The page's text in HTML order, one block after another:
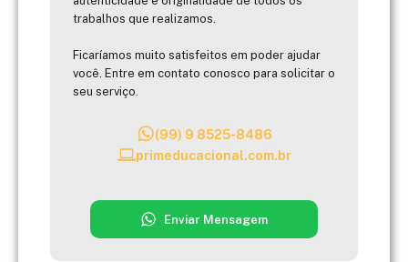
trabalhos que realizamos.
Ficaríamos muito satisfeitos em poder ajudar
você. Entre em contato conosco para solicitar o
seu serviço.
(99) 9 8525-8486
primeducacional.com.br
Enviar Mensagem